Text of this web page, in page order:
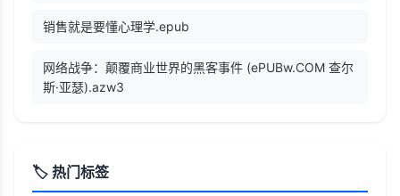
销售就是要懂心理学.epub
网络战争：颠覆商业世界的黑客事件 (ePUBw.COM 查尔
斯·亚瑟).azw3
🏷️ 热门标签